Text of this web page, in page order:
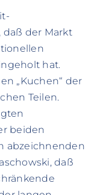
daß der Markt
hat.
„Kuchen“ der
Teilen.
beiden
abzeichnenden
daß